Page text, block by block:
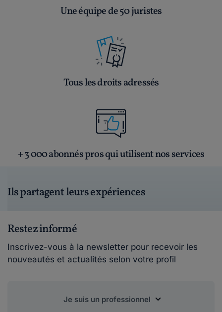
Une équipe de 50 juristes
Tous les droits adressés
+ 3 000 abonnés pros qui utilisent nos services
Ils partagent leurs expériences
Restez informé
Inscrivez-vous à la newsletter pour recevoir les
nouveautés et actualités selon votre profil